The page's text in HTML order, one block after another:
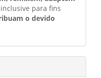
para fins
o devido